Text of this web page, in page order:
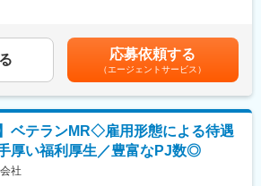
顧客や医師とレベルの高い関係を築くことも、
採用、社員の育成などに関わることも可能で
ェクトを経験し、新たなキャリアに挑戦してい
います。
道
秋田・岩手・山形・宮城・福島
神奈川・千葉・埼玉・茨城・栃木・群馬
提案させていただきます。年収は現職考慮（モ
万、40代後半850万）領域を変えてのPJT打診
、無期雇用派遣となるため、ＰＪＴの期間外も
いたします。
力
考慮します：
PJTからご提案し、なるべくご希望の勤務地に
す。また、次の契約での再配属の際の地域もし
律手当を含む）＜昇給有無＞有＜残業手当＞有
接を通して、ご経験やスキルにより当社規定に基
す。■昇給、インセンティブあり■モデル年収：
後半850万賃金はあくまでも目安の金額であ
上下する可能性があります。月給(月額)は固定手
す。
応募依頼する
（エージェントサービス）
ベテランMR◇雇用形態による待遇
厚い福利厚生／豊富なPJ数◎
社